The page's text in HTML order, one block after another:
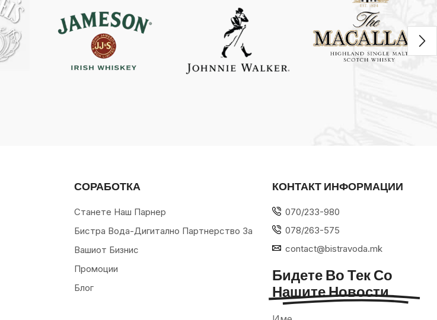
СОРАБОТКА
Станете Наш Парнер
Бистра Вода-Дигитално Партнерство За
Вашиот Бизнис
Промоции
Блог
КОНТАКТ ИНФОРМАЦИИ
070/233-980
078/263-575
contact@bistravoda.mk
Бидете Во Тек Со
Нашите Новости